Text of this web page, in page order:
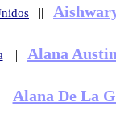
||
|| Alana Austin
Alana De La